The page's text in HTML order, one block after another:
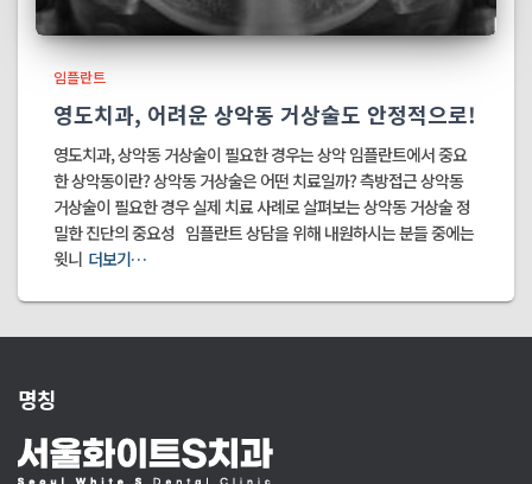
임플란트
영도치과, 어려운 상악동 거상술도 안정적으로!
영도치과, 상악동 거상술이 필요한 경우는 상악 임플란트에서 중요
한 상악동이란? 상악동 거상술은 어떤 치료일까? 측방접근 상악동
거상술이 필요한 경우 실제 치료 사례로 살펴보는 상악동 거상술 정
밀한 진단의 중요성 임플란트 상담을 위해 내원하시는 분들 중에는
윗니 더보기…
명칭